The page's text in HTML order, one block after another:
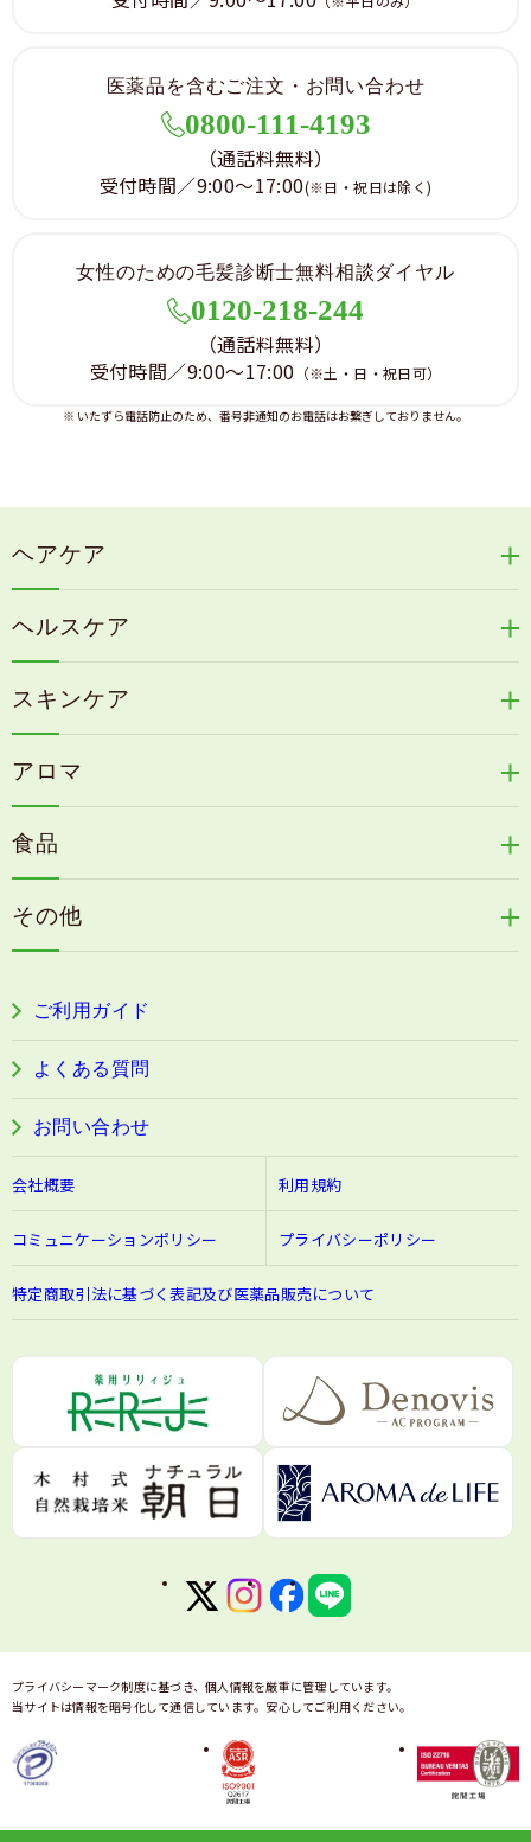
4）日本国外にお住まい、または法人の場合
5）その他、ウェルベストが会員として不適当と判断
本サイトに掲載されている情報、または本サイトを利
料金・内容は、予告なく変更されることがございま
す。また、予告なしに本サイトに掲載した情報を変
更、あるいは本サイトの運営を中断または中止させて
いただくことがありますので、あらかじめご了承くだ
さい。尚、当社は理由の如何に関わらず、情報の変更
および本サイトの運営の中断または中止によって生じ
セキュリティーについて
サイトでは、お客様のプライバシーを保護するため
に、TLSと呼ばれる暗号通信を採用しています。この
暗号技術を用いて、お客様の「お名前」「ご住所」な
どの情報や、クレジットカード番号などを暗号化して
通信しております。住所などを入力する画面におい
て、ブラウザの下の方に鍵の印がついていることをご
確認ください。これが暗号化通信モードに入っている
と呼ばれるセキュリティ装置がTLSに対応しておら
ず、TLS通信が行えないことがございます。この場合
とするTCP/IPポート番号を利用できるように設定しな
おすことにより、ご利用頂けるようになります。TLS
が対応できない場合、お買い物ができませんのであら
かじめご了承ください。
※ 暗号化プロトコル(TLS)につきましては、ブラウザ
す。ご了承ください。
個人情報の取り扱いについて
人情報保護方針に基づき、以下のように個人情報をお
取扱いさせていただきます。
1.個人情報の収集内容と利用目的について
当社は、次の目的の為にお客様のお名前、ご住所、電
話番号、メールアドレス、お支払い方法に応じてクレ
ジット番号などを伺います。
●お申し込みいただいた商品のお届け、関連するアフ
ターサービス、DM等の送付、新商品やサービスに関
●当社が適正と定めた企業のカタログやDM、試供品
などの送付のため
●マーケティングおよび販売促進、商品企画を目的と
する、個人を識別できない状態での統計データ作成の
ため
●お客様からのお問合せに対する回答等の対応のため
※ なお当社は、コールセンターでのお客様からのお
通話録音は社内の電話応対の品質向上、およびお問合
●当社が他の事業者から委託された業務の実施にあた
って取り扱うこととなる個人情報は、その委託された
業務の実施に必要となる範囲内で利用します
●Google等の第三者配信事業者により、ハッシュ化
した氏名・住所・メールアドレス・電話番号のデータ
医薬品を含むご注文・お問い合わせ
0800-111-4193
（通話料無料）
受付時間／9:00～17:00(※日・祝日は除く)
女性のための毛髪診断士無料相談ダイヤル
0120-218-244
（通話料無料）
受付時間／9:00～17:00 （※土・日・祝日可）
※ いたずら電話防止のため、番号非通知のお電話はお繋ぎしておりません。
ヘアケア
冷感育毛エッセンス
リリィジュミスト
リリィジュサプリ
毛歓
ヘアケアその他
ヘルスケア
天の葉健康緑茶
カイアポシリーズ
速感伝統香醋
古家のにんにく
目の疲労感・首肩に感じる負担緩和サプリ
阿波晩茶
スキンケア
うる肌箋
フェミールホワイトNKB
アロマ
浦上式アロマシリーズ
色彩マスク
食品
その他
ご利用ガイド
よくある質問
お問い合わせ
会社概要 利用規約
コミュニケーションポリシー プライバシーポリシー
特定商取引法に基づく表記及び医薬品販売について
プライバシーマーク制度に基づき、個人情報を厳重に管理しています。
当サイトは情報を暗号化して通信しています。安心してご利用ください。